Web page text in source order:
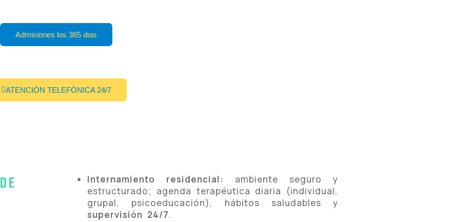
Admisiones los 365 dias
ATENCIÓN TELEFÓNICA 24/7
DE
Internamiento residencial: ambiente seguro y
estructurado; agenda terapéutica diaria (individual,
grupal, psicoeducación), hábitos saludables y
supervisión 24/7.